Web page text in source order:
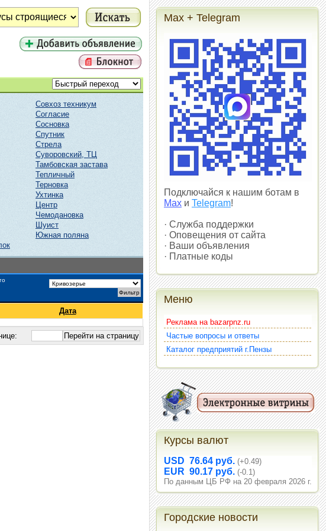
Совхоз техникум
Согласие
Сосновка
Спутник
Стрела
Суворовский, ТЦ
Тамбовская застава
Тепличный
Терновка
Ухтинка
Центр
Чемодановка
Шуист
Южная поляна
Дата
Max + Telegram
Подключайся к нашим ботам в
Max и Telegram!
· Служба поддержки
· Оповещения от сайта
· Ваши объявления
· Платные коды
Меню
Реклама на bazarpnz.ru
Частые вопросы и ответы
Каталог предприятий г.Пензы
Курсы валют
USD 76.64 руб. (+0.49)
EUR 90.17 руб. (-0.1)
По данным ЦБ РФ на 20 февраля 2026 г.
Городские новости